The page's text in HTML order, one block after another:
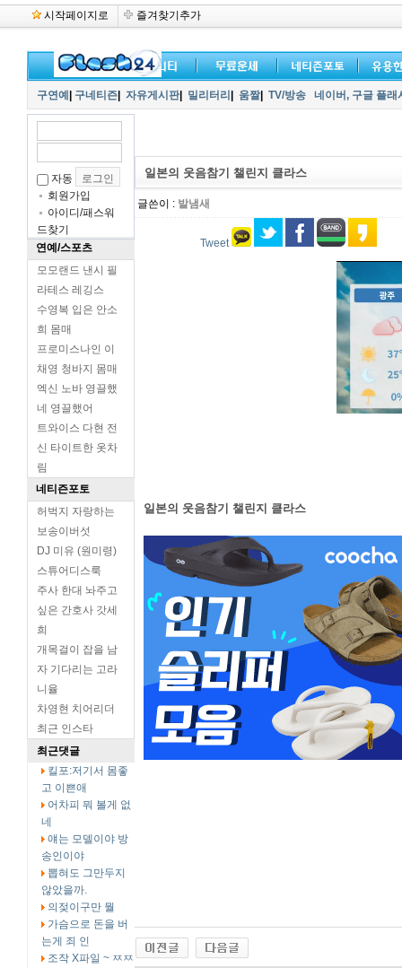
시작페이지로 즐겨찾기추가
구연예 구네티즌 자유게시판| 밀리터리 움짤| TV/방송 네이버, 구글 플
자동
회원가입
아이디/패스워
드찾기
연예/스포츠
모모랜드 낸시 필
라테스 레깅스
수영복 입은 안소
희 몸매
프로미스나인 이
채영 청바지 몸매
엑신 노바 영끌했
네 영끌했어
트와이스 다현 전
신 타이트한 옷차
림
네티즌포토
허벅지 자랑하는
보송이버섯
DJ 미유 (원미령)
스튜어디스룩
주사 한대 놔주고
싶은 간호사 갓세
희
개목걸이 잡을 남
자 기다리는 고라
니율
차영현 치어리더
최근 인스타
최근댓글
킬포:저기서 몸좋
고 이쁜애
어차피 뭐 볼게 없
네
얘는 모델이야 방
송인이야
뽑혀도 그만두지
않았을까.
의젖이구만 뭘
가슴으로 돈을 버
는게 죄 인
조작 X파일 ~ ㅉㅉ
일본의 웃음참기 챌린지 클라스
글쓴이 : 발냄새
Tweet
일본의 웃음참기 챌린지 클라스